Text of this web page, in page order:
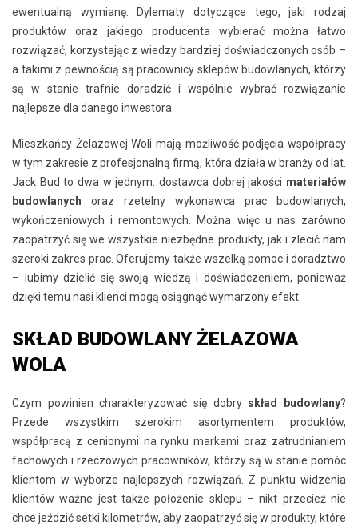
ewentualną wymianę. Dylematy dotyczące tego, jaki rodzaj
produktów oraz jakiego producenta wybierać można łatwo
rozwiązać, korzystając z wiedzy bardziej doświadczonych osób –
a takimi z pewnością są pracownicy sklepów budowlanych, którzy
są w stanie trafnie doradzić i wspólnie wybrać rozwiązanie
najlepsze dla danego inwestora.
Mieszkańcy Żelazowej Woli mają możliwość podjęcia współpracy
w tym zakresie z profesjonalną firmą, która działa w branży od lat.
Jack Bud to dwa w jednym: dostawca dobrej jakości materiałów
budowlanych oraz rzetelny wykonawca prac budowlanych,
wykończeniowych i remontowych. Można więc u nas zarówno
zaopatrzyć się we wszystkie niezbędne produkty, jak i zlecić nam
szeroki zakres prac. Oferujemy także wszelką pomoc i doradztwo
– lubimy dzielić się swoją wiedzą i doświadczeniem, ponieważ
dzięki temu nasi klienci mogą osiągnąć wymarzony efekt.
SKŁAD BUDOWLANY ŻELAZOWA
WOLA
Czym powinien charakteryzować się dobry skład budowlany?
Przede wszystkim szerokim asortymentem produktów,
współpracą z cenionymi na rynku markami oraz zatrudnianiem
fachowych i rzeczowych pracowników, którzy są w stanie pomóc
klientom w wyborze najlepszych rozwiązań. Z punktu widzenia
klientów ważne jest także położenie sklepu – nikt przecież nie
chce jeździć setki kilometrów, aby zaopatrzyć się w produkty, które